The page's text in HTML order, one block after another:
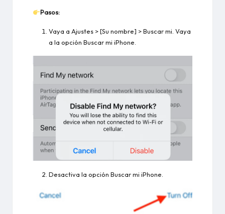
Pasos:
Vaya a Ajustes > [Su nombre] > Buscar mi. Vaya
a la opción Buscar mi iPhone.
Desactiva la opción Buscar mi iPhone.